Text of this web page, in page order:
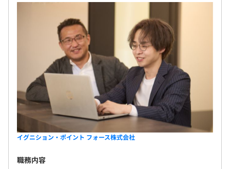
イグニション・ポイント フォース株式会社
職務内容